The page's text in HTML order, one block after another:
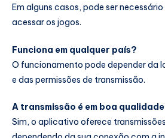
Em alguns casos, pode ser
acessar os jogos.
Funciona em qualquer país?
O funcionamento pode depender da
e das permissões de transmissão.
A transmissão é em boa
Sim, o aplicativo oferece